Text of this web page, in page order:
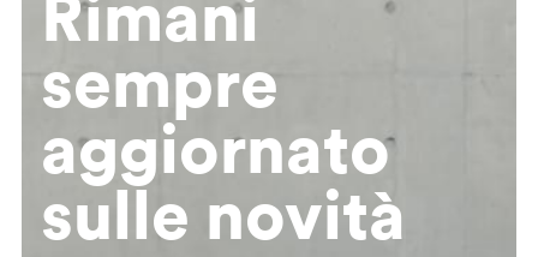
Rimani
sempre
aggiornato
sulle novità